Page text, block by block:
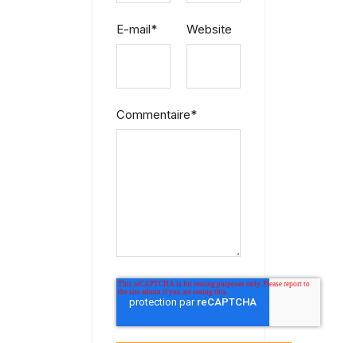
E-mail* Website
Commentaire*